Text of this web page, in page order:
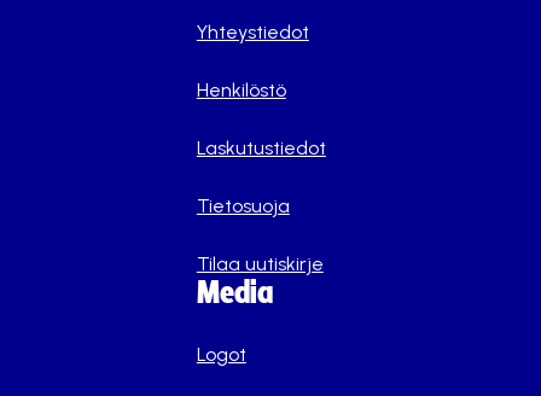
Yhteystiedot
Henkilöstö
Laskutustiedot
Tietosuoja
Tilaa uutiskirje
Media
Logot